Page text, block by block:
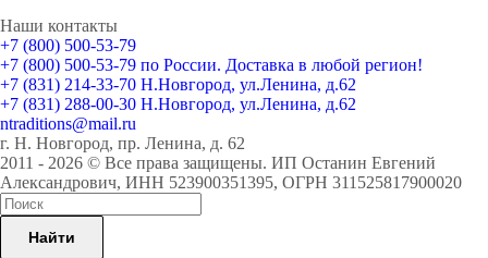
Наши контакты
+7 (800) 500-53-79
+7 (800) 500-53-79 по России. Доставка в любой регион!
+7 (831) 214-33-70 Н.Новгород, ул.Ленина, д.62
+7 (831) 288-00-30 Н.Новгород, ул.Ленина, д.62
ntraditions@mail.ru
г. Н. Новгород, пр. Ленина, д. 62
2011 - 2026 © Все права защищены. ИП Останин Евгений
Александрович, ИНН 523900351395, ОГРН 311525817900020
Найти